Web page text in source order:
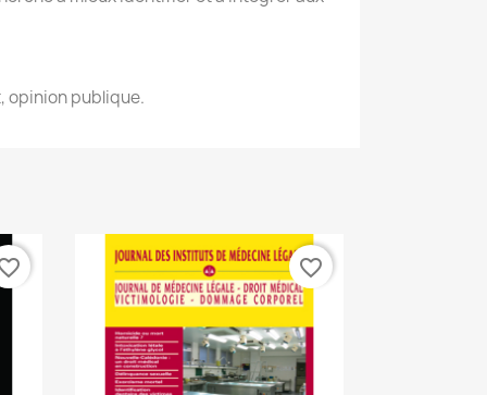
opinion publique.
favorite_border